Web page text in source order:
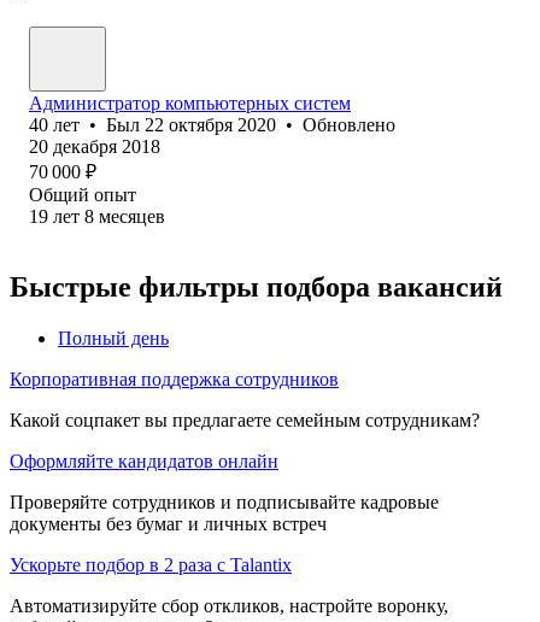
Администратор компьютерных систем
40 лет • Был 22 октября 2020 • Обновлено
20 декабря 2018
70 000 ₽
Общий опыт
19 лет 8 месяцев
Быстрые фильтры подбора вакансий
Полный день
Корпоративная поддержка сотрудников
Какой соцпакет вы предлагаете семейным сотрудникам?
Оформляйте кандидатов онлайн
Проверяйте сотрудников и подписывайте кадровые
документы без бумаг и личных встреч
Ускорьте подбор в 2 раза с Talantix
Автоматизируйте сбор откликов, настройте воронку,